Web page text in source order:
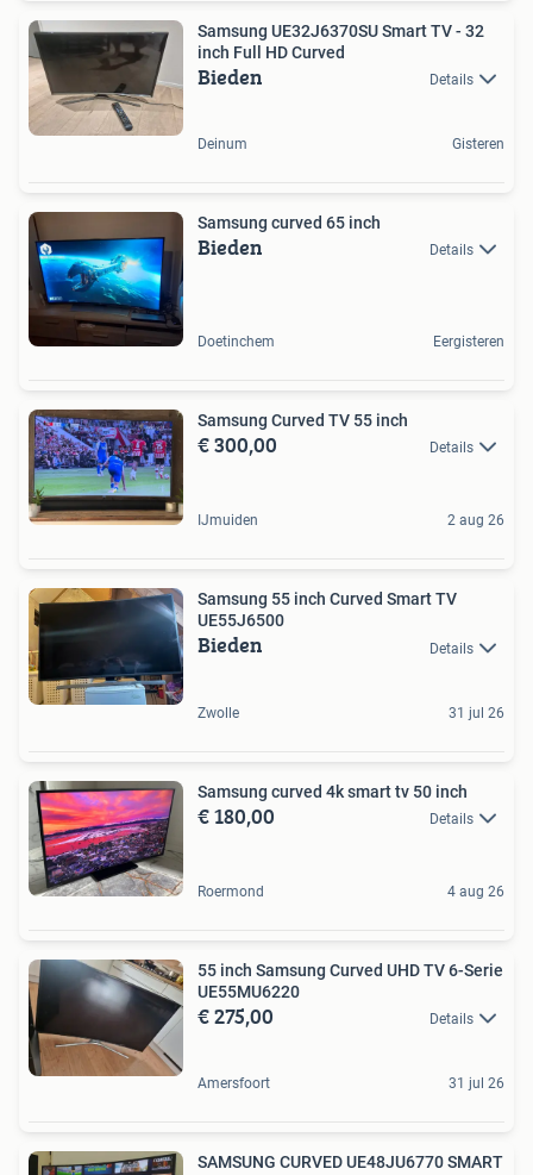
Samsung UE32J6370SU Smart TV - 32
inch Full HD Curved
Bieden Details
Deinum Gisteren
Samsung curved 65 inch
Bieden Details
Doetinchem Eergisteren
Samsung Curved TV 55 inch
€ 300,00 Details
IJmuiden 2 aug 26
Samsung 55 inch Curved Smart TV
UE55J6500
Bieden Details
Zwolle 31 jul 26
Samsung curved 4k smart tv 50 inch
€ 180,00 Details
Roermond 4 aug 26
55 inch Samsung Curved UHD TV 6-Serie
UE55MU6220
€ 275,00 Details
Amersfoort 31 jul 26
SAMSUNG CURVED UE48JU6770 SMART